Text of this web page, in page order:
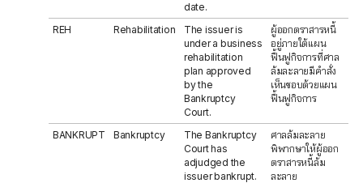
date.
REH Rehabilitation
The issuer is
under a business
rehabilitation
plan approved
by the
Bankruptcy
Court.
ผู้ออกตราสารหนี้
อยู่ภายใต้แผน
ฟื้นฟูกิจการที่ศาล
ล้มละลายมีคำสั่ง
เห็นชอบด้วยแผน
ฟื้นฟูกิจการ
BANKRUPT Bankruptcy
The Bankruptcy
Court has
adjudged the
issuer bankrupt.
ศาลล้มละลาย
พิพากษาให้ผู้ออก
ตราสารหนี้ล้ม
ละลาย